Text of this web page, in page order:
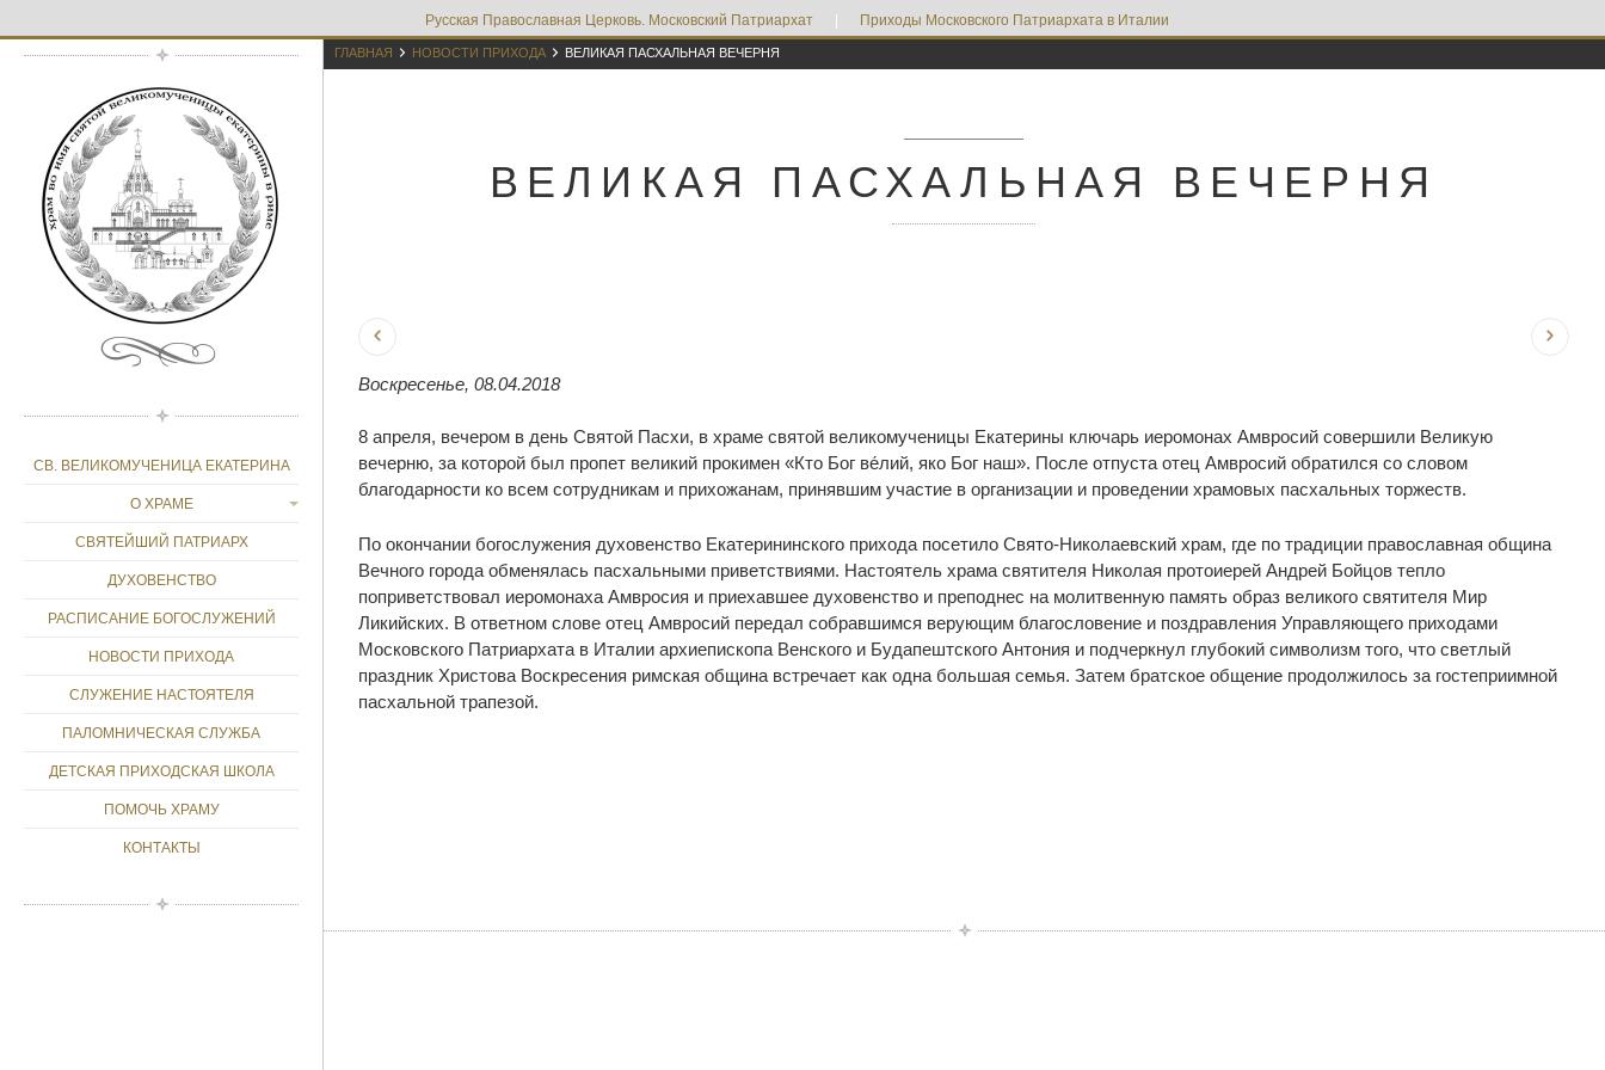
Русская Православная Церковь. Московский Патриархат Приходы Московского Патриархата в Италии
СВ. ВЕЛИКОМУЧЕНИЦА ЕКАТЕРИНА
О ХРАМЕ
СВЯТЕЙШИЙ ПАТРИАРХ
ДУХОВЕНСТВО
РАСПИСАНИЕ БОГОСЛУЖЕНИЙ
НОВОСТИ ПРИХОДА
СЛУЖЕНИЕ НАСТОЯТЕЛЯ
ПАЛОМНИЧЕСКАЯ СЛУЖБА
ДЕТСКАЯ ПРИХОДСКАЯ ШКОЛА
ПОМОЧЬ ХРАМУ
КОНТАКТЫ
ГЛАВНАЯ  НОВОСТИ ПРИХОДА  ВЕЛИКАЯ ПАСХАЛЬНАЯ ВЕЧЕРНЯ
ВЕЛИКАЯ ПАСХАЛЬНАЯ ВЕЧЕРНЯ
Воскресенье, 08.04.2018
8 апреля, вечером в день Святой Пасхи, в храме святой великомученицы Екатерины ключарь иеромонах Амвросий совершили Великую
вечерню, за которой был пропет великий прокимен «Кто Бог ве́лий, яко Бог наш». После отпуста отец Амвросий обратился со словом
благодарности ко всем сотрудникам и прихожанам, принявшим участие в организации и проведении храмовых пасхальных торжеств.
По окончании богослужения духовенство Екатерининского прихода посетило Свято-Николаевский храм, где по традиции православная община
Вечного города обменялась пасхальными приветствиями. Настоятель храма святителя Николая протоиерей Андрей Бойцов тепло
поприветствовал иеромонаха Амвросия и приехавшее духовенство и преподнес на молитвенную память образ великого святителя Мир
Ликийских. В ответном слове отец Амвросий передал собравшимся верующим благословение и поздравления Управляющего приходами
Московского Патриархата в Италии архиепископа Венского и Будапештского Антония и подчеркнул глубокий символизм того, что светлый
праздник Христова Воскресения римская община встречает как одна большая семья. Затем братское общение продолжилось за гостеприимной
пасхальной трапезой.